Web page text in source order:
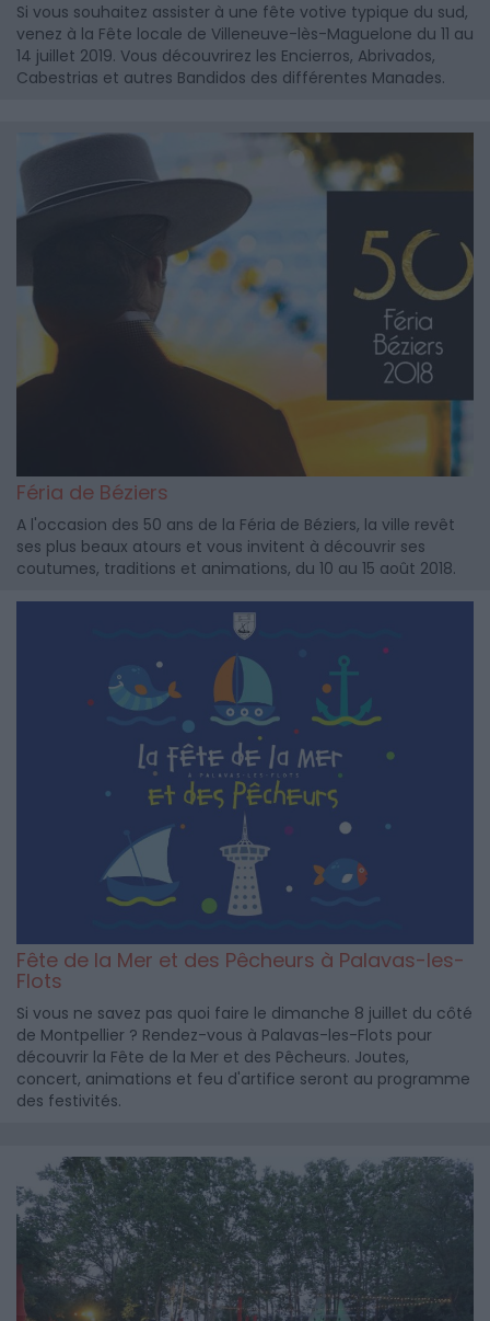
Si vous souhaitez assister à une fête votive typique du sud,
venez à la Fête locale de Villeneuve-lès-Maguelone du 11 au
14 juillet 2019. Vous découvrirez les Encierros, Abrivados,
Cabestrias et autres Bandidos des différentes Manades.
Féria de Béziers
A l'occasion des 50 ans de la Féria de Béziers, la ville revêt
ses plus beaux atours et vous invitent à découvrir ses
coutumes, traditions et animations, du 10 au 15 août 2018.
Fête de la Mer et des Pêcheurs à Palavas-les-
Flots
Si vous ne savez pas quoi faire le dimanche 8 juillet du côté
de Montpellier ? Rendez-vous à Palavas-les-Flots pour
découvrir la Fête de la Mer et des Pêcheurs. Joutes,
concert, animations et feu d'artifice seront au programme
des festivités.